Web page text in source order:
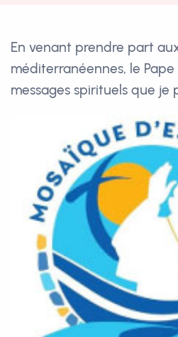
En venant prendre part
méditerranéennes, le
messages spirituels que je